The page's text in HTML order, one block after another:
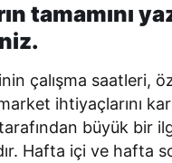
tamamını
çalışma saatleri,
ihtiyaçlarını
büyük bir
Hafta içi ve hafta